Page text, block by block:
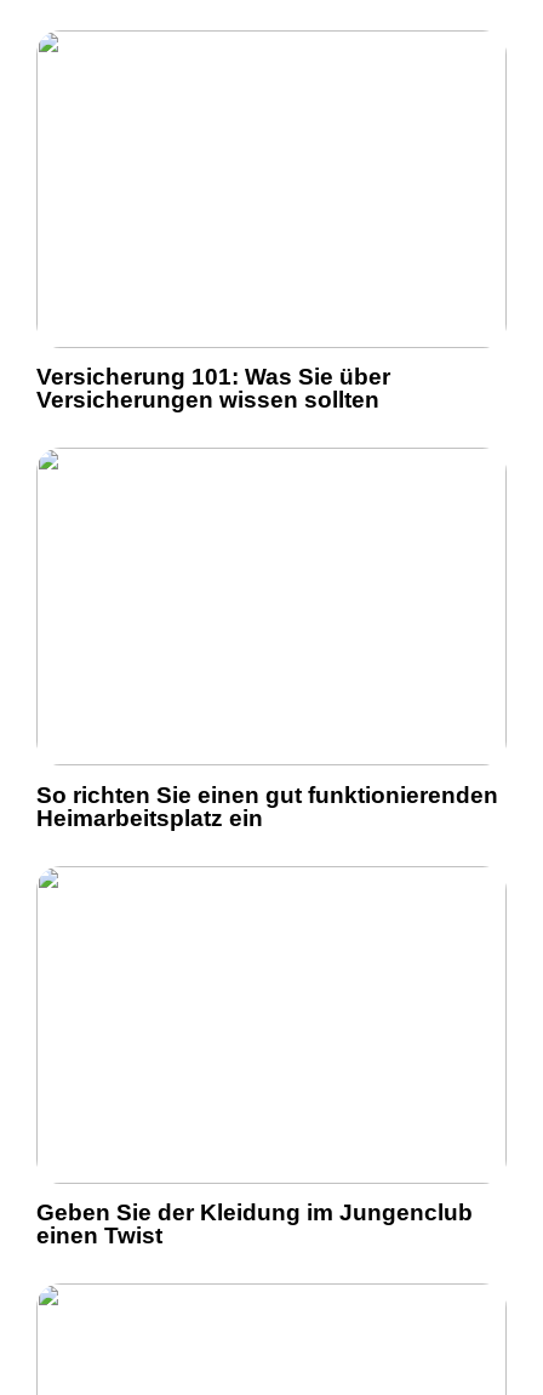
Versicherung 101: Was Sie über
Versicherungen wissen sollten
So richten Sie einen gut funktionierenden
Heimarbeitsplatz ein
Geben Sie der Kleidung im Jungenclub
einen Twist